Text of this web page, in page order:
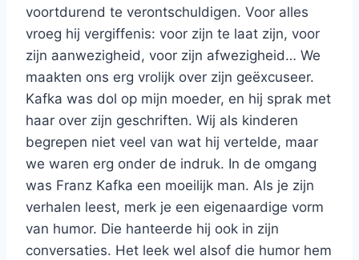
voortdurend te verontschuldigen. Voor alles
vroeg hij vergiffenis: voor zijn te laat zijn, voor
zijn aanwezigheid, voor zijn afwezigheid… We
maakten ons erg vrolijk over zijn geëxcuseer.
Kafka was dol op mijn moeder, en hij sprak met
haar over zijn geschriften. Wij als kinderen
begrepen niet veel van wat hij vertelde, maar
we waren erg onder de indruk. In de omgang
was Franz Kafka een moeilijk man. Als je zijn
verhalen leest, merk je een eigenaardige vorm
van humor. Die hanteerde hij ook in zijn
conversaties. Het leek wel alsof die humor hem